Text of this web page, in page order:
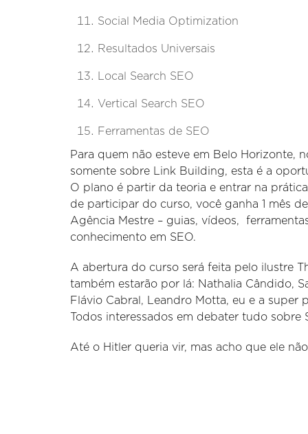
Social Media Optimization
Resultados Universais
Local Search SEO
Vertical Search SEO
Ferramentas de SEO
Para quem não esteve em Belo Horizonte,
somente sobre Link Building, esta é a
O plano é partir da teoria e entrar na
de participar do curso, você ganha 1 mês
Agência Mestre – guias, vídeos,
conhecimento em SEO.
A abertura do curso será feita pelo ilustre
também estarão por lá: Nathalia Cândido,
Flávio Cabral, Leandro Motta, eu e a super
Todos interessados em debater tudo
Até o Hitler queria vir, mas acho que ele